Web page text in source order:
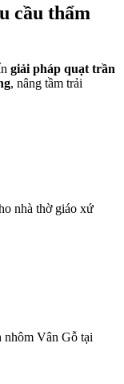
cầu thẩm
giải pháp quạt trần
, nâng tầm trải
nhà thờ giáo xứ
Vân Gỗ tại